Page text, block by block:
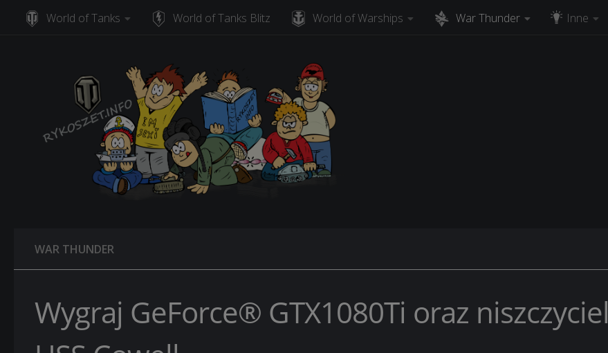
Skip to content
World of Tanks World of Tanks Blitz World of Warships War Thunder Inne
WAR THUNDER
Wygraj GeForce® GTX1080Ti oraz niszczyciel